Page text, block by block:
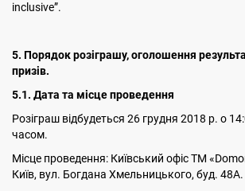
inclusive”.
5. Порядок розіграшу, оголошення
призів.
5.1. Дата та місце проведення
Розіграш відбудеться 26 грудня 2018 р. о
часом.
Місце проведення: Київський офіс ТМ
Київ, вул. Богдана Хмельницького, буд. 48А.